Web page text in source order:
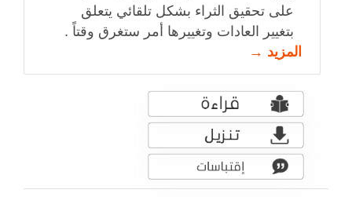
على تحقيق الثراء بشكل تلقائي يتعلق
بتغيير العادات وتغييرها أمر ستغرق وقتاً .
المزيد →